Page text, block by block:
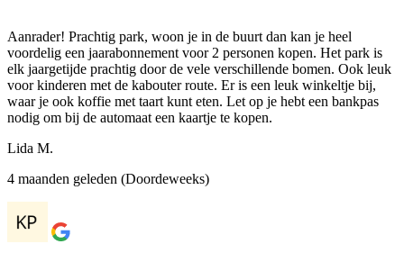
Aanrader! Prachtig park, woon je in de buurt dan kan je heel
voordelig een jaarabonnement voor 2 personen kopen. Het park is
elk jaargetijde prachtig door de vele verschillende bomen. Ook leuk
voor kinderen met de kabouter route. Er is een leuk winkeltje bij,
waar je ook koffie met taart kunt eten. Let op je hebt een bankpas
nodig om bij de automaat een kaartje te kopen.
Lida M.
4 maanden geleden (Doordeweeks)